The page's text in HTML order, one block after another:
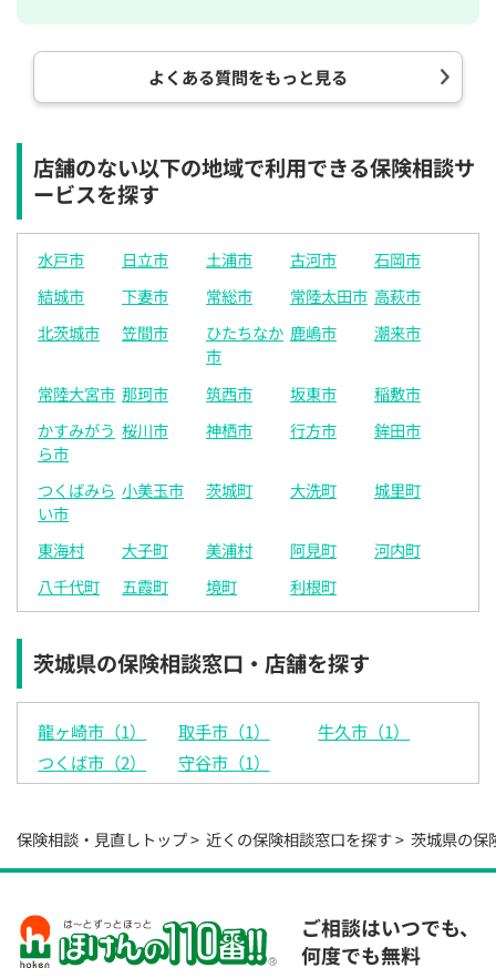
15:00
15:30
16:00
16:30
◯
◯
17:30
◯
15:00
◯
15:30
◯
16:00
◯
16:30
◯
17:30
◯
15:00
◯
15:30
◯
16:00
16:30
17:30
◯
15:00
◯
15:30
◯
16:00
◯
16:30
◯
17:30
◯
◯
15:00
◯
15:30
◯
16:00
◯
16:30
◯
17:30
◯
15:00
◯
15:30
◯
16:00
◯
16:30
◯
17:30
◯
◯
15:00
◯
15:30
◯
0120-987-110
平日 / 土日祝日 10:00〜17:00（通話無料）
よくある質問をもっと見る
店舗のない以下の地域で利用できる保険相談サ
ービスを探す
水戸市 日立市 土浦市 古河市
石岡市
結城市
下妻市 常総市 常陸太田市 高萩市
北茨城市
笠間市
ひたちなか
市
鹿嶋市 潮来市
常陸大宮市 那珂市 筑西市 坂東市
稲敷市
かすみがう
ら市
桜川市 神栖市 行方市 鉾田市
つくばみら
い市
小美玉市 茨城町 大洗町 城里町
東海村 大子町 美浦村 阿見町
河内町
八千代町
五霞町 境町 利根町
茨城県の保険相談窓口・店舗を探す
龍ヶ崎市（1） 取手市（1）
牛久市（1）
つくば市（2）
守谷市（1）
保険相談・見直しトップ 近くの保険相談窓口を探す 茨城県の保
ご相談はいつでも、
何度でも無料